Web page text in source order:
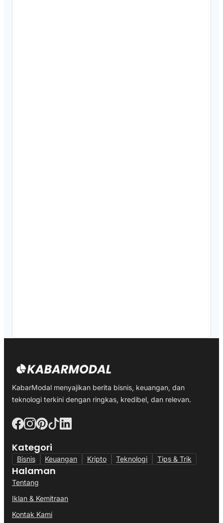
KabarModal menyajikan berita bisnis, keuangan, dan
teknologi terkini dengan ringkas, kredibel, dan relevan.
Kategori
Bisnis Keuangan Kripto Teknologi Tips & Trik
Halaman
Tentang
Iklan & Kemitraan
Kontak Kami